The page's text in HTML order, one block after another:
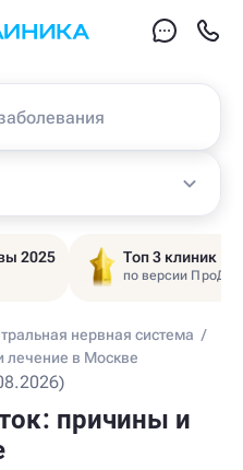
2025 Топ 3 клиник
по версии
нервная система /
лечение в Москве
причины и